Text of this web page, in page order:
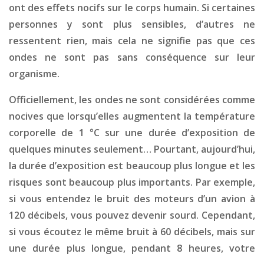
ont des effets nocifs sur le corps humain. Si certaines
personnes y sont plus sensibles, d’autres ne
ressentent rien, mais cela ne signifie pas que ces
ondes ne sont pas sans conséquence sur leur
organisme.
Officiellement, les ondes ne sont considérées comme
nocives que lorsqu’elles augmentent la température
corporelle de 1 °C sur une durée d’exposition de
quelques minutes seulement… Pourtant, aujourd’hui,
la durée d’exposition est beaucoup plus longue et les
risques sont beaucoup plus importants. Par exemple,
si vous entendez le bruit des moteurs d’un avion à
120 décibels, vous pouvez devenir sourd. Cependant,
si vous écoutez le même bruit à 60 décibels, mais sur
une durée plus longue, pendant 8 heures, votre